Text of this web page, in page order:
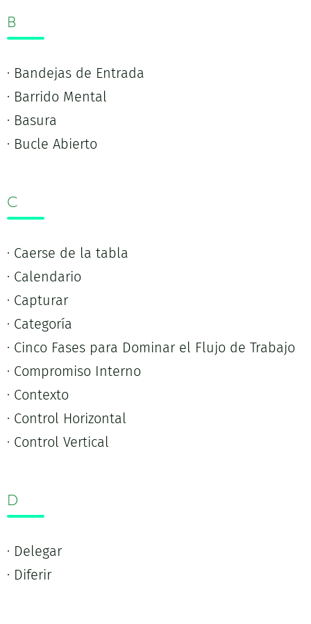
B
· Bandejas de Entrada
· Barrido Mental
· Basura
· Bucle Abierto
C
· Caerse de la tabla
· Calendario
· Capturar
· Categoría
· Cinco Fases para Dominar el Flujo de Trabajo
· Compromiso Interno
· Contexto
· Control Horizontal
· Control Vertical
D
· Delegar
· Diferir